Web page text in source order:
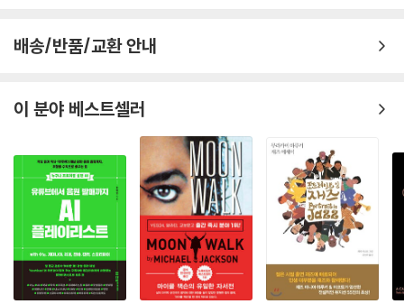
배송/반품/교환 안내
이 분야 베스트셀러